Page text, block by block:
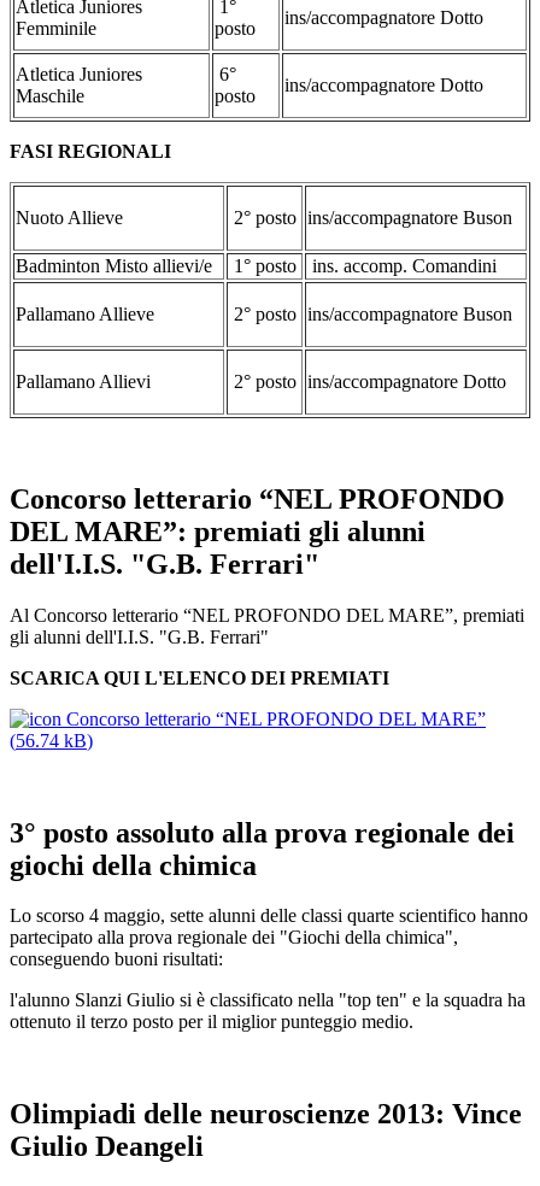
Atletica Juniores
Femminile
1°
posto
ins/accompagnatore Dotto
Atletica Juniores
Maschile
6°
posto
ins/accompagnatore Dotto
FASI REGIONALI
Nuoto Allieve 2° posto ins/accompagnatore Buson
Badminton Misto allievi/e 1° posto ins. accomp. Comandini
Pallamano Allieve 2° posto ins/accompagnatore Buson
Pallamano Allievi 2° posto ins/accompagnatore Dotto
Concorso letterario “NEL PROFONDO
DEL MARE”: premiati gli alunni
dell'I.I.S. "G.B. Ferrari"
Al Concorso letterario “NEL PROFONDO DEL MARE”, premiati
gli alunni dell'I.I.S. "G.B. Ferrari"
SCARICA QUI L'ELENCO DEI PREMIATI
Concorso letterario “NEL PROFONDO DEL MARE”
(56.74 kB)
3° posto assoluto alla prova regionale dei
giochi della chimica
Lo scorso 4 maggio, sette alunni delle classi quarte scientifico hanno
partecipato alla prova regionale dei "Giochi della chimica",
conseguendo buoni risultati:
l'alunno Slanzi Giulio si è classificato nella "top ten" e la squadra ha
ottenuto il terzo posto per il miglior punteggio medio.
Olimpiadi delle neuroscienze 2013: Vince
Giulio Deangeli